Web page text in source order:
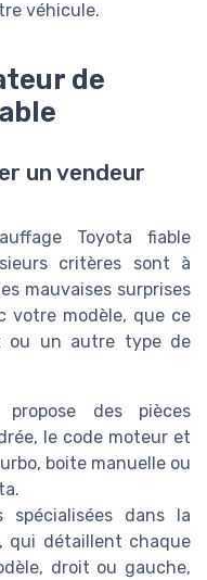
véhicule.
de
un vendeur
Toyota fiable
critères sont à
mauvaises surprises
votre modèle, que ce
ou un autre type de
des pièces
le code moteur et
boite manuelle ou
spécialisées dans la
qui détaillent chaque
droit ou gauche,